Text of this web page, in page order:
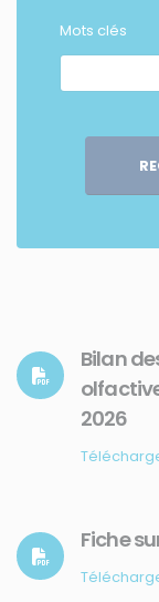
Mots clés
Bilan
2026
Fiche